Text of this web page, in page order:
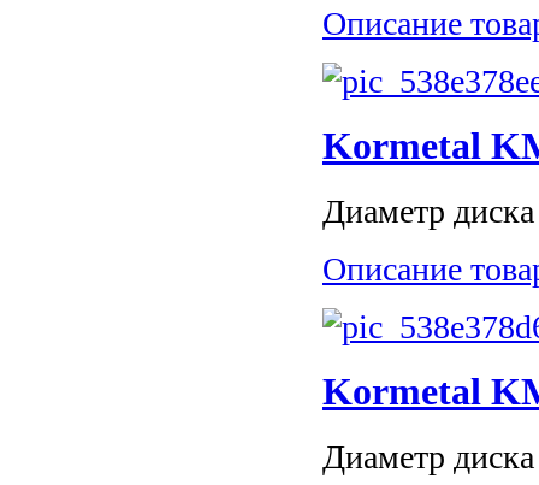
Описание
Kormetal
Диаметр
Описание
Kormetal
Диаметр